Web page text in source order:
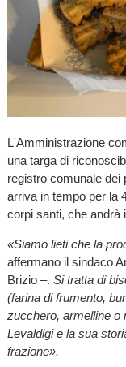
L'Amministrazione
una targa di
registro comunale dei
arriva in tempo per la
corpi santi, che andrà
«Siamo lieti che la
affermano il sindaco
Brizio –. Si tratta di
(farina di frumento,
zucchero, armelline o
Levaldigi e la sua
frazione».